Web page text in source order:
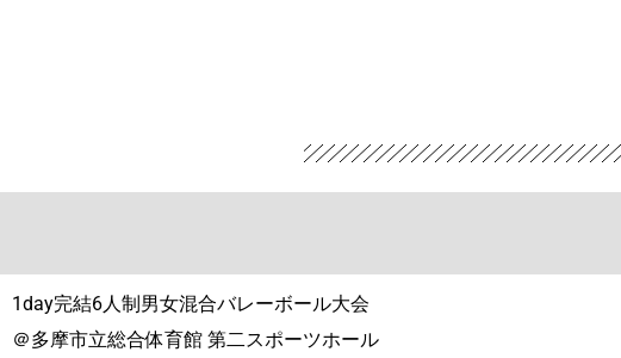
1day完結6人制男女混合バレーボール大会
＠多摩市立総合体育館 第二スポーツホール